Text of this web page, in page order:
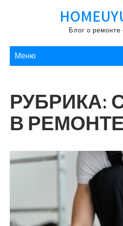
Блог о ремонте
Меню
РУБРИКА:
В